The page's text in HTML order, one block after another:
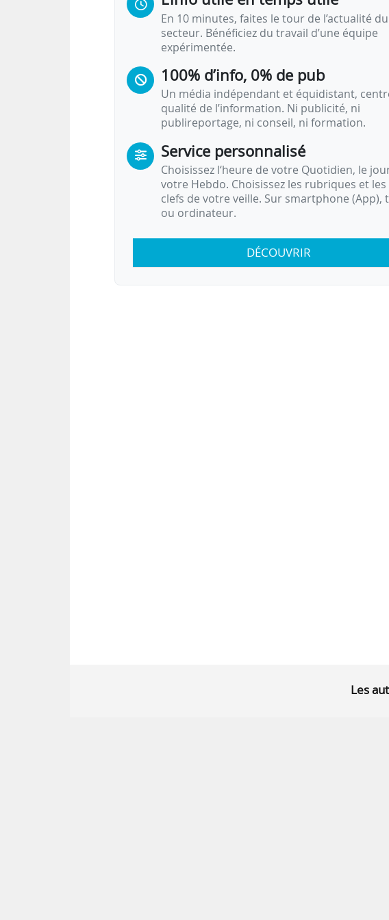
En 10 minutes, faites le tour de l’actualité du
secteur. Bénéficiez du travail d’une équipe
expérimentée.
100% d’info, 0% de pub
Un média indépendant et équidistant,
qualité de l’information. Ni publicité, ni
publireportage, ni conseil, ni formation.
Service personnalisé
Choisissez l‘heure de votre Quotidien, le
votre Hebdo. Choisissez les rubriques et
clefs de votre veille. Sur smartphone (App),
ou ordinateur.
DÉCOUVRIR
Les